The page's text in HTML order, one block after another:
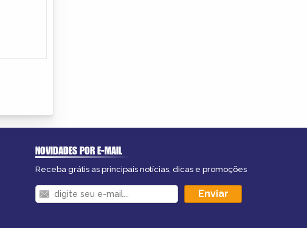
NOVIDADES POR E-MAIL
Receba grátis as principais notícias, dicas e promoções